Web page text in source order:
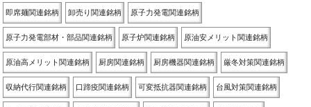
即席麺関連銘柄 卸売り関連銘柄 原子力発電関連銘柄
原子力発電部材・部品関連銘柄 原子炉関連銘柄 原油安メリット関連銘柄
原油高メリット関連銘柄 厨房関連銘柄 厨房機器関連銘柄 厳冬対策関連銘柄
収納代行関連銘柄 口蹄疫関連銘柄 可変抵抗器関連銘柄 台風対策関連銘柄